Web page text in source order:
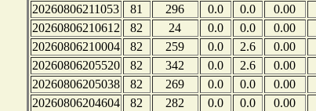
20260806211053
81 296 0.0 0.0 0.00
20260806210612
82 24 0.0 0.0 0.00
20260806210004
82 259 0.0 2.6 0.00
20260806205520
82 342 0.0 2.6 0.00
20260806205038
82 269 0.0 0.0 0.00
20260806204604
82 282 0.0 0.0 0.00